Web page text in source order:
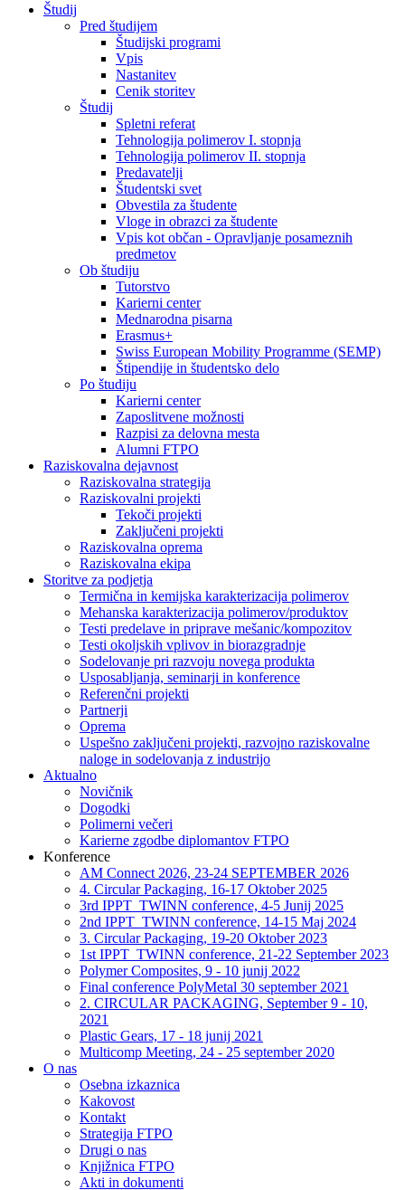
Študij
Pred študijem
Študijski programi
Vpis
Nastanitev
Cenik storitev
Študij
Spletni referat
Tehnologija polimerov I. stopnja
Tehnologija polimerov II. stopnja
Predavatelji
Študentski svet
Obvestila za študente
Vloge in obrazci za študente
Vpis kot občan - Opravljanje posameznih
predmetov
Ob študiju
Tutorstvo
Karierni center
Mednarodna pisarna
Erasmus+
Swiss European Mobility Programme (SEMP)
Štipendije in študentsko delo
Po študiju
Karierni center
Zaposlitvene možnosti
Razpisi za delovna mesta
Alumni FTPO
Raziskovalna dejavnost
Raziskovalna strategija
Raziskovalni projekti
Tekoči projekti
Zaključeni projekti
Raziskovalna oprema
Raziskovalna ekipa
Storitve za podjetja
Termična in kemijska karakterizacija polimerov
Mehanska karakterizacija polimerov/produktov
Testi predelave in priprave mešanic/kompozitov
Testi okoljskih vplivov in biorazgradnje
Sodelovanje pri razvoju novega produkta
Usposabljanja, seminarji in konference
Referenčni projekti
Partnerji
Oprema
Uspešno zaključeni projekti, razvojno raziskovalne
naloge in sodelovanja z industrijo
Aktualno
Novičnik
Dogodki
Polimerni večeri
Karierne zgodbe diplomantov FTPO
Konference
AM Connect 2026, 23-24 SEPTEMBER 2026
4. Circular Packaging, 16-17 Oktober 2025
3rd IPPT_TWINN conference, 4-5 Junij 2025
2nd IPPT_TWINN conference, 14-15 Maj 2024
3. Circular Packaging, 19-20 Oktober 2023
1st IPPT_TWINN conference, 21-22 September 2023
Polymer Composites, 9 - 10 junij 2022
Final conference PolyMetal 30 september 2021
2. CIRCULAR PACKAGING, September 9 - 10,
2021
Plastic Gears, 17 - 18 junij 2021
Multicomp Meeting, 24 - 25 september 2020
O nas
Osebna izkaznica
Kakovost
Kontakt
Strategija FTPO
Drugi o nas
Knjižnica FTPO
Akti in dokumenti